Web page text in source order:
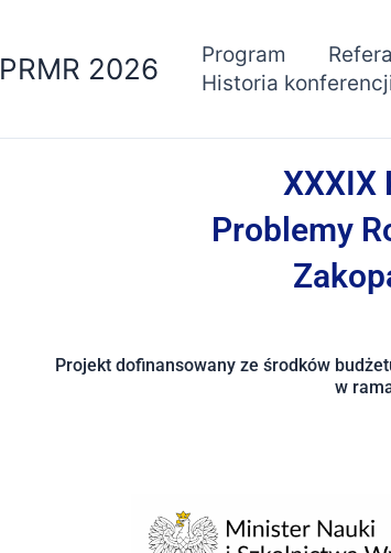
PRMR 2026 Program
Historia
XXXIX
Problemy
Projekt dofinansowany ze środków
w